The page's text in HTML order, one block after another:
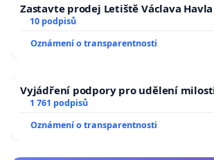
Zastavte prodej Letiště Václava Havla
10 podpisů
Oznámení o transparentnosti
Vyjádření podpory pro udělení
1 761 podpisů
Oznámení o transparentnosti